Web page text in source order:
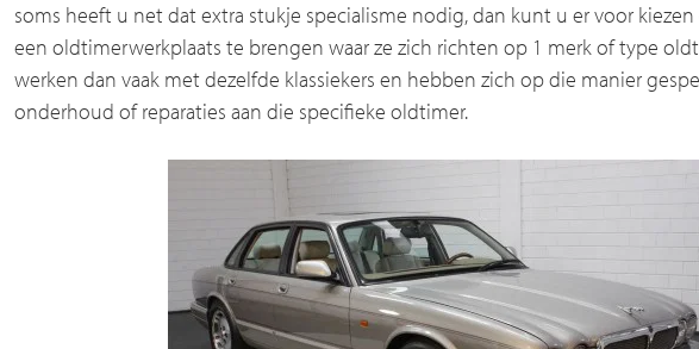
soms heeft u net dat extra stukje specialisme nodig, dan kunt u er voor
een oldtimerwerkplaats te brengen waar ze zich richten op 1 merk of type
werken dan vaak met dezelfde klassiekers en hebben zich op die manier
onderhoud of reparaties aan die specifieke oldtimer.